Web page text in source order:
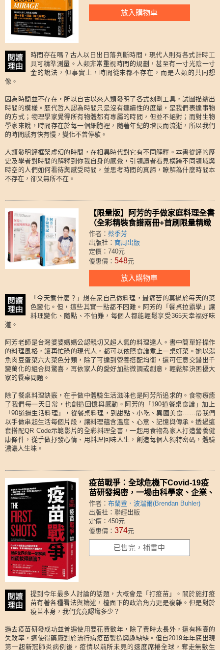
放入購物車
時間存在嗎？古人以日出日落判斷時間，現代人則有各式計時工
具可精準測量。人類非常重視時間的規劃，甚至有一寸光陰一寸
金的說法，但事實上，時間從來都不存在，而是人類的共同想
像。
因為時間並不存在，所以自古以來人類發明了各式刻劃工具，試圖描繪出
時間的模樣。歷代哲人認為時間只是沒有連續性的度量，是我們表達事物
的方式；物理學家覺得所有物體都有專屬的時間，但並不絕對；而對生物
學家來說，時間存在於每一個細胞裡，隨著年紀的增長而流逝，所以我們
的時間感有快有慢，變化不曾停歇。
人類發明鐘框架虛幻的時間，在相異時代對它有不同解釋。本書從鐘的歷
史及學者對時間的解釋到你我自身的感覺，引領讀者看見橫跨不同領域與
時空的人們如何看待與感受時間，並思考時間的真諦，瞭解為什麼時間本
不存在，卻又無所不在。
【限量版】阿芳的手做家庭料理全書
（全彩精裝食譜兩冊+首刷限量精緻
防水桌巾）
作者：蔡季芳
出版社：商周出版
定價：740元
優惠價：548元
放入購物車
「今天煮什麼？」想在家自己做料理，最痛苦的莫過於每天的菜
色變化。但，這些其實一點都不困難。阿芳的「餐桌拉霸學」讓
料理變化、隨點、不怕難，每個人都能輕鬆享受365天幸福好味
道。
阿芳老師是台灣婆婆媽媽公認親切又超人氣的料理達人。書中簡單好操作
的料理風格，讓再忙碌的現代人，都可以依照食譜煮上一桌好菜。她以湯
魚肉豆蛋菜六大菜色分類，除了可達到營養搭配均衡，還可任意交錯出千
變萬化的組合與驚喜，再依家人的愛好加點微調或創意，輕鬆解決困擾大
家的餐桌問題。
除了餐桌料理訣竅，在手做中體驗生活滋味也是阿芳所追求的。食物療癒
了我們每一天日常，也創造回憶與感動。阿芳的「190道餐桌食譜」加上
「90道過生活料理」，從餐桌料理，到甜點、小吃、異國美食……帶我們
以手做串起生活每個片段，讓料理蘊含溫度、心意、記憶與傳承。透過這
套搭配QR Code示範影片的全彩料理全書，一起用食物為家人打造營養健
康條件，從手做抒發心情、用料理回味人生，創造每個人獨特密碼，體驗
濃濃人生味。
疫苗戰爭：全球危機下Covid-19疫
苗研發揭密，一場由科學家、企業、
政府官員交織而成的權力遊戲與英雄
史詩
作者：布蘭登．波瑞爾(Brendan Buhler)
出版社：聯經出版
定價：450元
優惠價：374元
已售完，補書中
提到今年最多人討論的話題，大概會是「打疫苗」。關於施打疫
苗有著各種看法與論述，檯面下的政治角力更是複雜。但是對於
疫苗本身，我們究竟認識多少？
過去疫苗研發成功並普遍使用要花費數年，除了費時太長外，還有極高的
失敗率，這使得藥廠對於流行病疫苗製造興趣缺缺。但自2019年年底出現
第一起新冠肺炎病例後，疫情以前所未見的速度席捲全球，奪走無數生